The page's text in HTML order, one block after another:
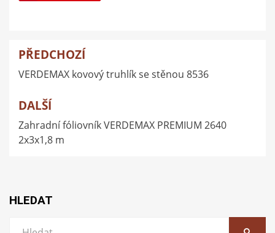
Navigace
pro
příspěvek
PŘEDCHOZÍ
VERDEMAX kovový truhlík se stěnou 8536
DALŠÍ
Zahradní fóliovník VERDEMAX PREMIUM 2640
2x3x1,8 m
HLEDAT